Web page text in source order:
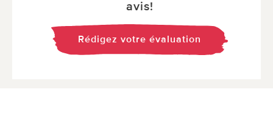
avis!
Rédigez votre évaluation